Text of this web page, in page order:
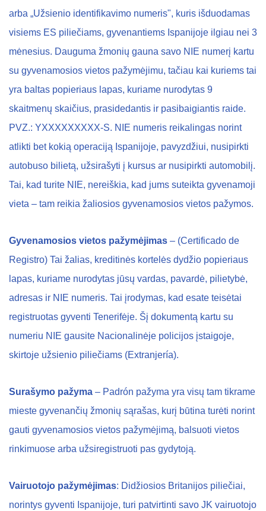
arba „Užsienio identifikavimo numeris", kuris išduodamas
visiems ES piliečiams, gyvenantiems Ispanijoje ilgiau nei 3
mėnesius. Dauguma žmonių gauna savo NIE numerį kartu
su gyvenamosios vietos pažymėjimu, tačiau kai kuriems tai
yra baltas popieriaus lapas, kuriame nurodytas 9
skaitmenų skaičius, prasidedantis ir pasibaigiantis raide.
PVZ.: YXXXXXXXXX-S. NIE numeris reikalingas norint
atlikti bet kokią operaciją Ispanijoje, pavyzdžiui, nusipirkti
autobuso bilietą, užsirašyti į kursus ar nusipirkti automobilį.
Tai, kad turite NIE, nereiškia, kad jums suteikta gyvenamoji
vieta – tam reikia žaliosios gyvenamosios vietos pažymos.
Gyvenamosios vietos pažymėjimas – (Certificado de
Registro) Tai žalias, kreditinės kortelės dydžio popieriaus
lapas, kuriame nurodytas jūsų vardas, pavardė, pilietybė,
adresas ir NIE numeris. Tai įrodymas, kad esate teisėtai
registruotas gyventi Tenerifėje. Šį dokumentą kartu su
numeriu NIE gausite Nacionalinėje policijos įstaigoje,
skirtoje užsienio piliečiams (Extranjería).
Surašymo pažyma – Padrón pažyma yra visų tam tikrame
mieste gyvenančių žmonių sąrašas, kurį būtina turėti norint
gauti gyvenamosios vietos pažymėjimą, balsuoti vietos
rinkimuose arba užsiregistruoti pas gydytoją.
Vairuotojo pažymėjimas: Didžiosios Britanijos piliečiai,
norintys gyventi Ispanijoje, turi patvirtinti savo JK vairuotojo